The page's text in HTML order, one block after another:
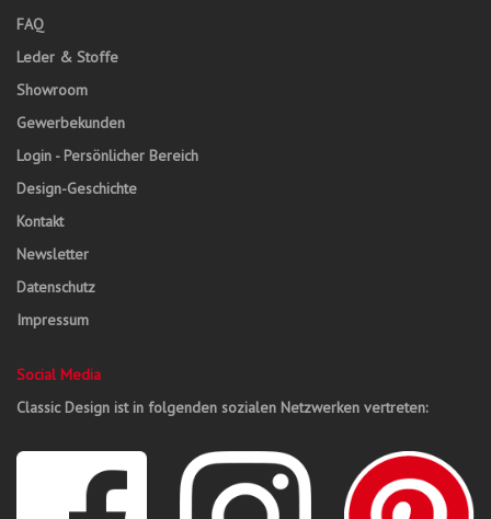
FAQ
Leder & Stoffe
Showroom
Gewerbekunden
Login - Persönlicher Bereich
Design-Geschichte
Kontakt
Newsletter
Datenschutz
Impressum
Social Media
Classic Design ist in folgenden sozialen Netzwerken vertreten: